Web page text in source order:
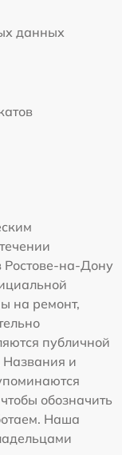
данных
Ростове-на-Дону
на ремонт,
публичной
Названия и
обозначить
Наша